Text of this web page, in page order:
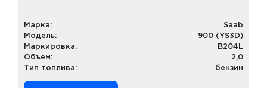
Марка:
Saab
Модель:
900 (YS3D)
Маркировка:
B204L
Объем:
2,0
Тип топлива:
бензин